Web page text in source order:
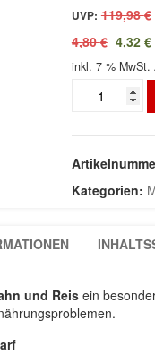
UVP: 119,98€
4,80€ 4,32 €
inkl. 7 % MwSt.
Truthahn
Reis
2x
Menge
Kategorien:
und Reis ein